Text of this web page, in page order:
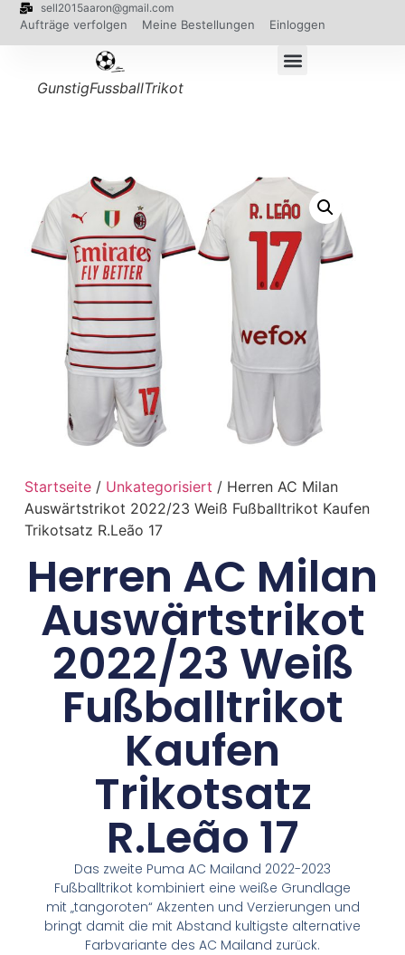
sell2015aaron@gmail.com
Aufträge verfolgen Meine Bestellungen Einloggen
GunstigFussballTrikot
Startseite/ Unkategorisiert / Herren AC Milan
Auswärtstrikot 2022/23 Weiß Fußballtrikot Kaufen
Trikotsatz R.Leão 17
Herren AC Milan
Auswärtstrikot
2022/23 Weiß
Fußballtrikot
Kaufen
Trikotsatz
R.Leão 17
Das zweite Puma AC Mailand 2022-2023
Fußballtrikot kombiniert eine weiße Grundlage
mit „tangoroten“ Akzenten und Verzierungen und
bringt damit die mit Abstand kultigste alternative
Farbvariante des AC Mailand zurück.